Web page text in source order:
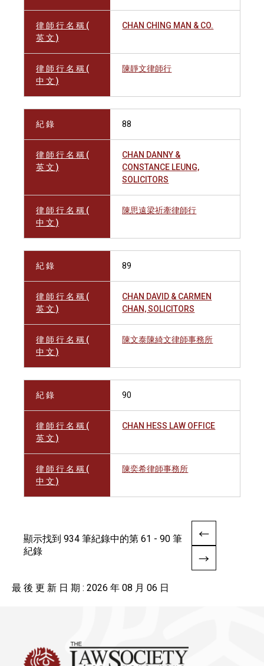
律 師 行 名 稱 (
英 文 )
CHAN CHING MAN & CO.
律 師 行 名 稱 (
中 文 )
陳靜文律師行
紀 錄 88
律 師 行 名 稱 (
英 文 )
CHAN DANNY &
CONSTANCE LEUNG,
SOLICITORS
律 師 行 名 稱 (
中 文 )
陳思遠梁祈牽律師行
紀 錄 89
律 師 行 名 稱 (
英 文 )
CHAN DAVID & CARMEN
CHAN, SOLICITORS
律 師 行 名 稱 (
中 文 )
陳文泰陳綺文律師事務所
紀 錄 90
律 師 行 名 稱 (
英 文 )
CHAN HESS LAW OFFICE
律 師 行 名 稱 (
中 文 )
陳奕希律師事務所
顯示找到 934 筆紀錄中的第 61 - 90 筆
紀錄
最 後 更 新 日 期 : 2026 年 08 月 06 日